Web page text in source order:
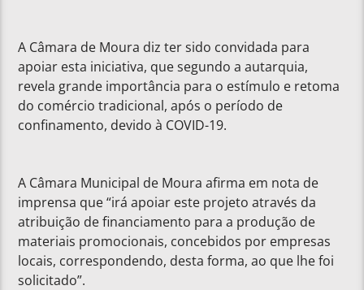
A Câmara de Moura diz ter sido convidada para
apoiar esta iniciativa, que segundo a autarquia,
revela grande importância para o estímulo e retoma
do comércio tradicional, após o período de
confinamento, devido à COVID-19.
A Câmara Municipal de Moura afirma em nota de
imprensa que “irá apoiar este projeto através da
atribuição de financiamento para a produção de
materiais promocionais, concebidos por empresas
locais, correspondendo, desta forma, ao que lhe foi
solicitado”.